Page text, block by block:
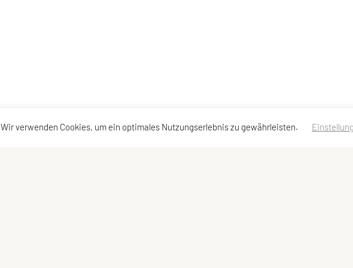
Wir verwenden Cookies, um ein optimales Nutzungserlebnis zu gewährleisten.